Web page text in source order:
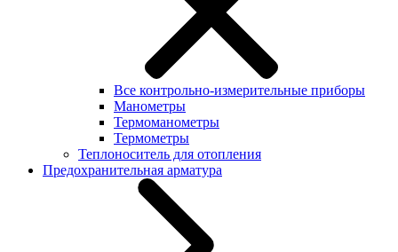
Все контрольно-измерительные приборы
Манометры
Термоманометры
Термометры
Теплоноситель для отопления
Предохранительная арматура